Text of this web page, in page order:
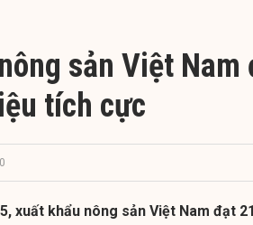
sản Việt Nam
tích cực
xuất khẩu nông sản Việt Nam đạt